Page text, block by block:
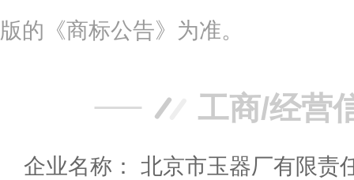
版的《商标公告》为准。
工商/经营
企业名称： 北京市玉器厂有限责